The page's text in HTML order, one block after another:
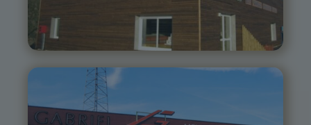
monistrol@gabriel-sa.fr